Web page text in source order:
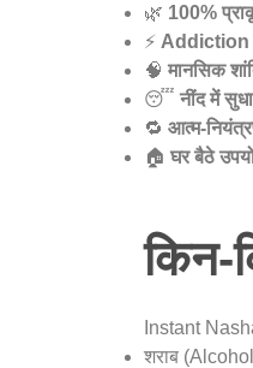
🌿 100%
⚡ Addiction
🧠 मानसिक
😴 नींद में
🔁 आत्म-
🏠 घर बैठे
किन-
Instant
शराब